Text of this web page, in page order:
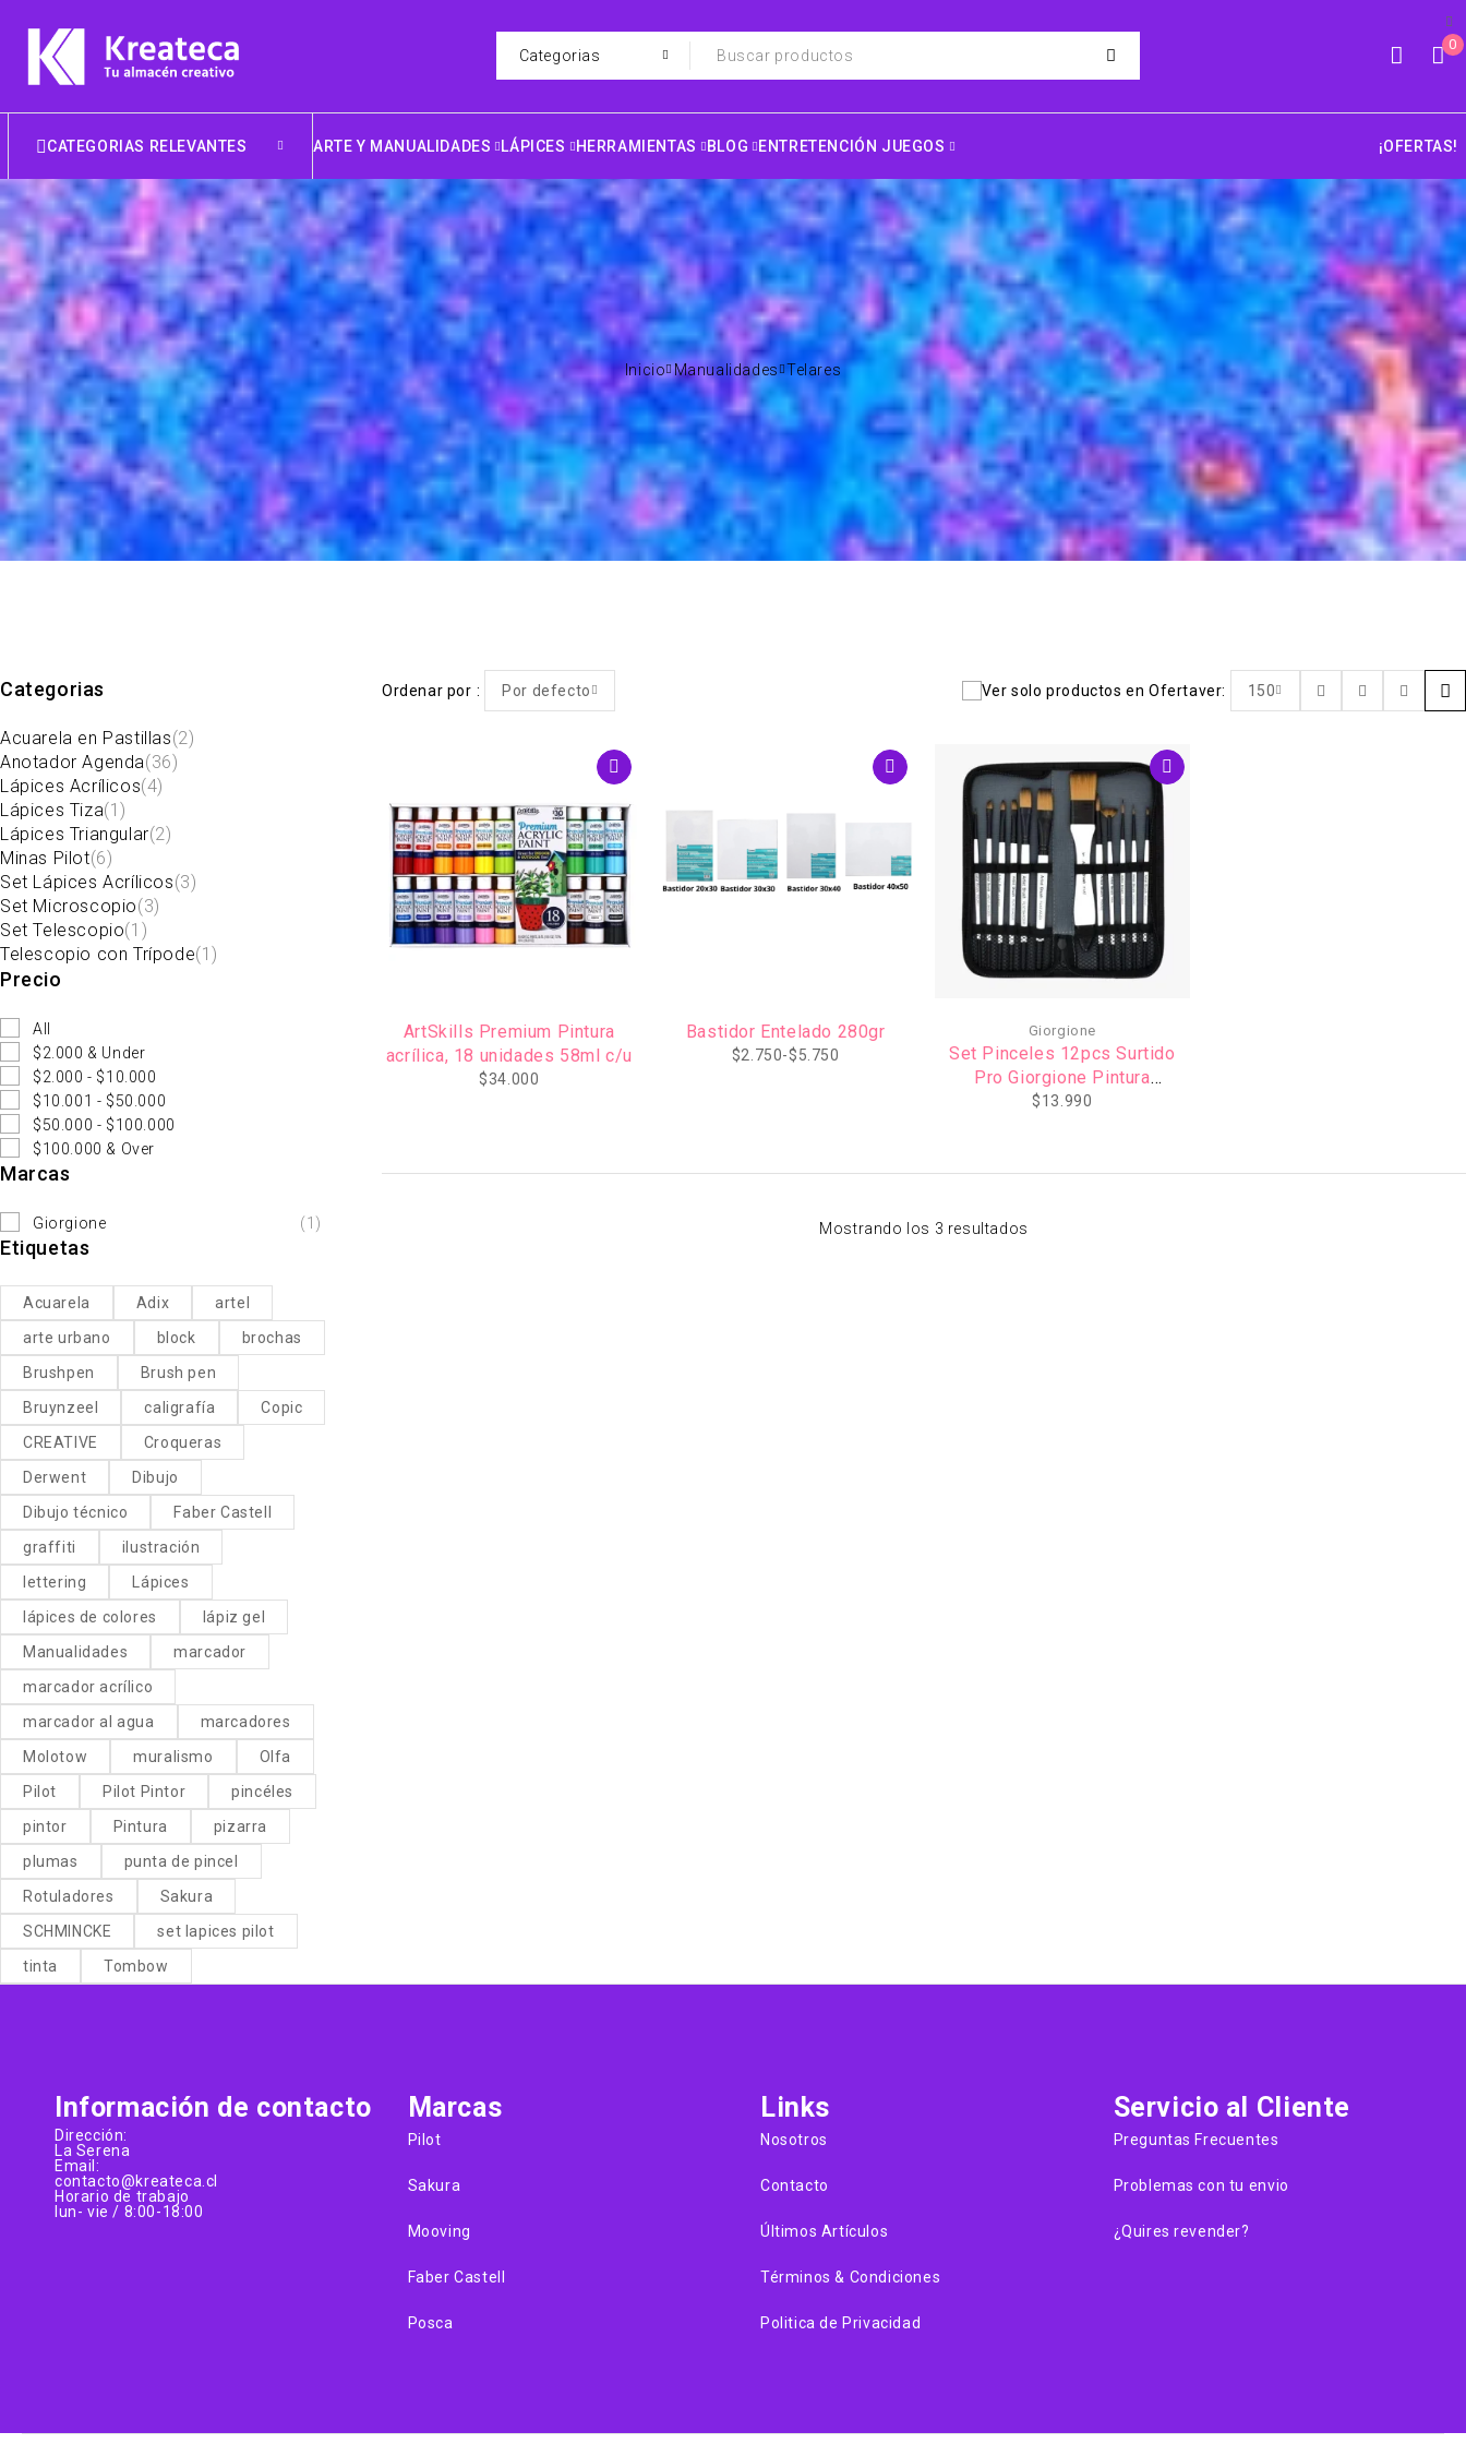
0
CATEGORIAS RELEVANTES ARTE Y MANUALIDADES LÁPICES HERRAMIENTAS BLOG ENTRETENCIÓN JUEGOS ¡OFERTAS!
Inicio Manualidades Telares
Categorias
Acuarela en Pastillas(2)
Anotador Agenda(36)
Lápices Acrílicos(4)
Lápices Tiza(1)
Lápices Triangular(2)
Minas Pilot(6)
Set Lápices Acrílicos(3)
Set Microscopio(3)
Set Telescopio(1)
Telescopio con Trípode(1)
Precio
All
$2.000 & Under
$2.000 - $10.000
$10.001 - $50.000
$50.000 - $100.000
$100.000 & Over
Marcas
Giorgione (1)
Etiquetas
Acuarela Adix
artel
arte urbano
block
brochas
Brushpen
Brush pen
Bruynzeel
caligrafía
Copic
CREATIVE
Croqueras
Derwent
Dibujo
Dibujo técnico
Faber Castell
graffiti
ilustración
lettering
Lápices
lápices de colores
lápiz gel
Manualidades
marcador
marcador acrílico
marcador al agua
marcadores
Molotow
muralismo
Olfa
Pilot
Pilot Pintor
pincéles
pintor
Pintura
pizarra
plumas
punta de pincel
Rotuladores
Sakura
SCHMINCKE
set lapices pilot
tinta
Tombow
Ordenar por Por defecto Ver solo productos en Ofertaver: 150
ArtSkills Premium Pintura
acrílica, 18 unidades 58ml c/u
$34.000
Bastidor Entelado 280gr
$2.750-$5.750
Giorgione
Set Pinceles 12pcs Surtido
Pro Giorgione Pintura
Acrylic,Acuarela,Gouache Con
$13.990
Mostrando los 3 resultados
Información de contacto
Dirección:
La Serena
Email:
contacto@kreateca.cl
Horario de trabajo
lun- vie / 8:00-18:00
Marcas
Pilot
Sakura
Mooving
Faber Castell
Posca
Links
Nosotros
Contacto
Últimos Artículos
Términos & Condiciones
Politica de Privacidad
Servicio al Cliente
Preguntas Frecuentes
Problemas con tu envio
¿Quires revender?